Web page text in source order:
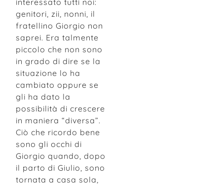
genitori, zii, nonni, il
fratellino Giorgio non
saprei. Era talmente
piccolo che non sono
in grado di dire se la
situazione lo ha
cambiato oppure se
gli ha dato la
possibilità di crescere
in maniera “diversa”.
Ciò che ricordo bene
sono gli occhi di
Giorgio quando, dopo
il parto di Giulio, sono
tornata a casa sola,